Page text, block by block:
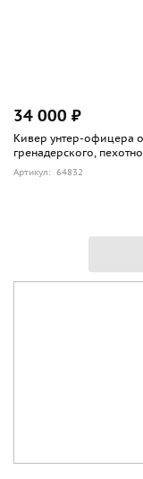
34 000 ₽
Кивер унтер-офицера
гренадерского,
Артикул: 64832